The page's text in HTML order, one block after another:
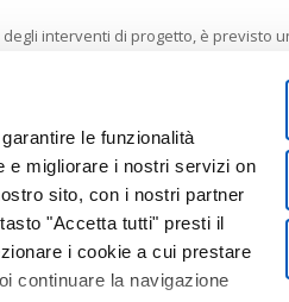
le funzionalità
e migliorare i nostri servizi on
sito, con i nostri partner
"Accetta tutti" presti il
i cookie a cui prestare
continuare la navigazione
interventi di progetto, è previsto